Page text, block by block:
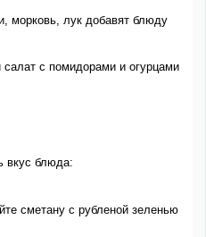
морковь, лук добавят блюду
с помидорами и огурцами
вкус блюда:
сметану с рубленой зеленью